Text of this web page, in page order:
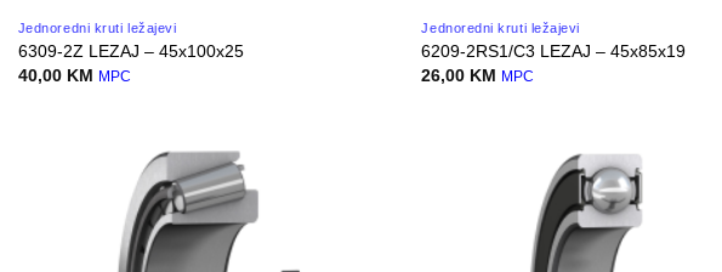
Jednoredni kruti ležajevi
6309-2Z LEZAJ – 45x100x25
40,00 KM MPC
Jednoredni kruti ležajevi
6209-2RS1/C3 LEZAJ – 45x85x19
26,00 KM MPC